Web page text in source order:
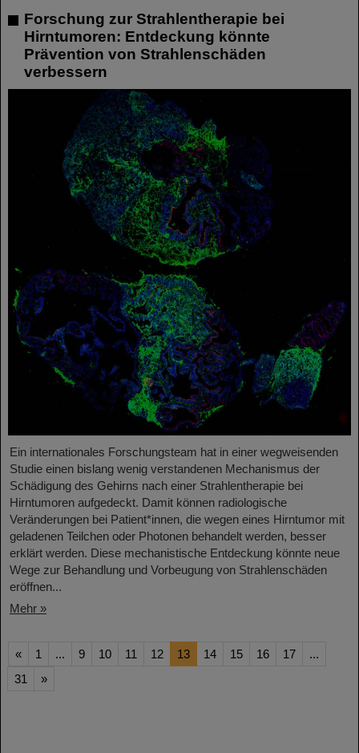
Forschung zur Strahlentherapie bei
Hirntumoren: Entdeckung könnte
Prävention von Strahlenschäden
verbessern
Ein internationales Forschungsteam hat in einer wegweisenden
Studie einen bislang wenig verstandenen Mechanismus der
Schädigung des Gehirns nach einer Strahlentherapie bei
Hirntumoren aufgedeckt. Damit können radiologische
Veränderungen bei Patient*innen, die wegen eines Hirntumor mit
geladenen Teilchen oder Photonen behandelt werden, besser
erklärt werden. Diese mechanistische Entdeckung könnte neue
Wege zur Behandlung und Vorbeugung von Strahlenschäden
eröffnen...
Mehr »
« 1 ... 9 10 11 12 13 14 15 16 17
...
31
»